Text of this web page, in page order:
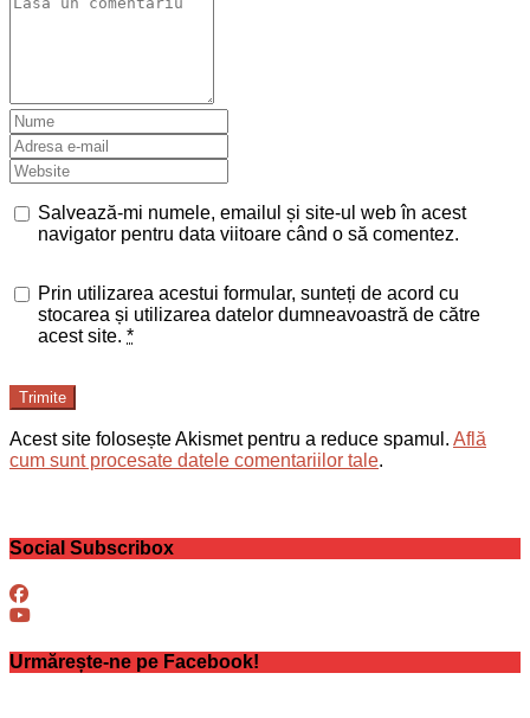
Salvează-mi numele, emailul și site-ul web în acest
navigator pentru data viitoare când o să comentez.
Prin utilizarea acestui formular, sunteți de acord cu
stocarea și utilizarea datelor dumneavoastră de către
acest site. *
Trimite
Acest site folosește Akismet pentru a reduce spamul. Află
cum sunt procesate datele comentariilor tale.
Social Subscribox
Urmărește-ne pe Facebook!